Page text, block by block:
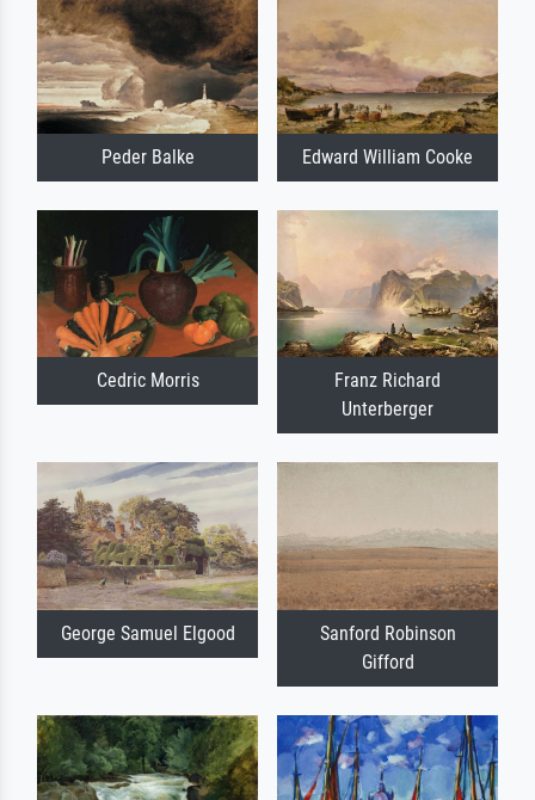
Peder Balke Edward William Cooke
Cedric Morris
Franz Richard
Unterberger
George Samuel Elgood
Sanford Robinson
Gifford